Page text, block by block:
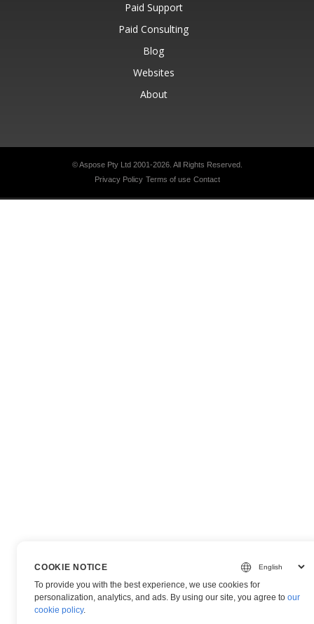
Paid Support
Paid Consulting
Blog
Websites
About
© Aspose Pty Ltd 2001-2026. All Rights Reserved.
Privacy Policy Terms of use Contact
COOKIE NOTICE
To provide you with the best experience, we use cookies for
personalization, analytics, and ads. By using our site, you agree toour
cookie policy.